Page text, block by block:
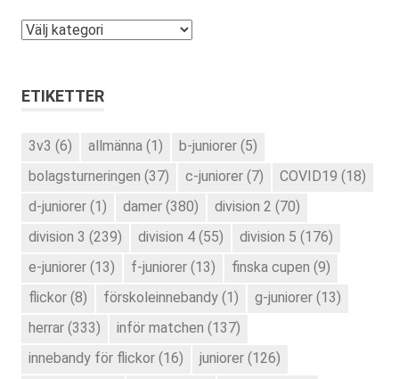
Kategorier
ETIKETTER
3v3 (6) allmänna (1) b-juniorer (5)
bolagsturneringen (37) c-juniorer (7) COVID19 (18)
d-juniorer (1) damer (380) division 2 (70)
division 3 (239) division 4 (55) division 5 (176)
e-juniorer (13) f-juniorer (13) finska cupen (9)
flickor (8) förskoleinnebandy (1) g-juniorer (13)
herrar (333) inför matchen (137)
innebandy för flickor (16) juniorer (126)